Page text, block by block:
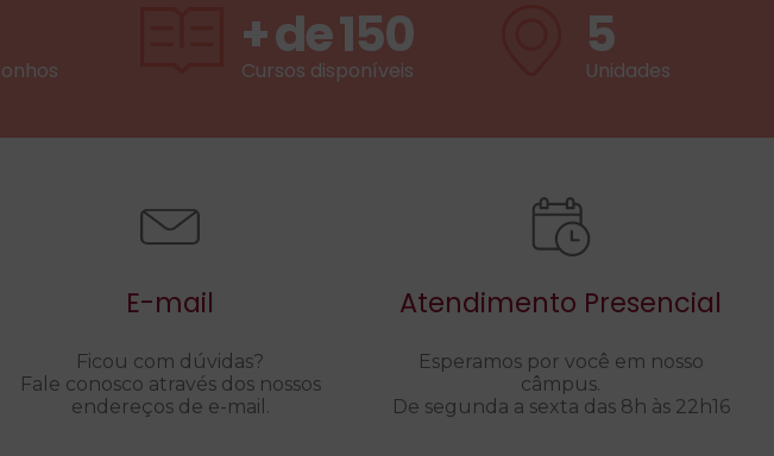
+ de150
Cursos disponíveis
5
Unidades
E-mail
Ficou com dúvidas?
Fale conosco através dos nossos
endereços de e-mail.
Atendimento Presencial
Esperamos por você em nosso
câmpus.
De segunda a sexta das 8h às 22h16